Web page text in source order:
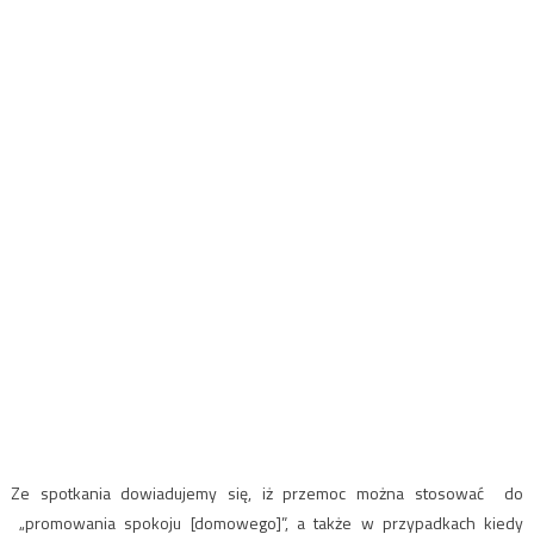
Ze spotkania dowiadujemy się, iż przemoc można stosować do
„promowania spokoju [domowego]”, a także w przypadkach kiedy